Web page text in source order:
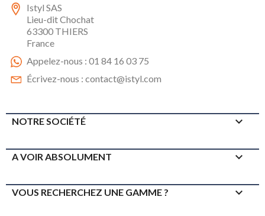
Istyl SAS
Lieu-dit Chochat
63300 THIERS
France
Appelez-nous : 01 84 16 03 75
Écrivez-nous : contact@istyl.com
NOTRE SOCIÉTÉ 
A VOIR ABSOLUMENT 
VOUS RECHERCHEZ UNE GAMME ? 